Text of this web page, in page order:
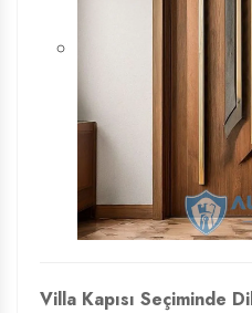
Villa Kapısı Seçiminde